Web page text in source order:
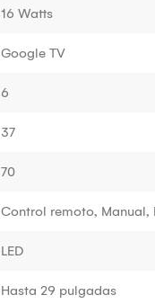
16 Watts
Google TV
6
37
70
Control remoto, Manual,
LED
Hasta 29 pulgadas